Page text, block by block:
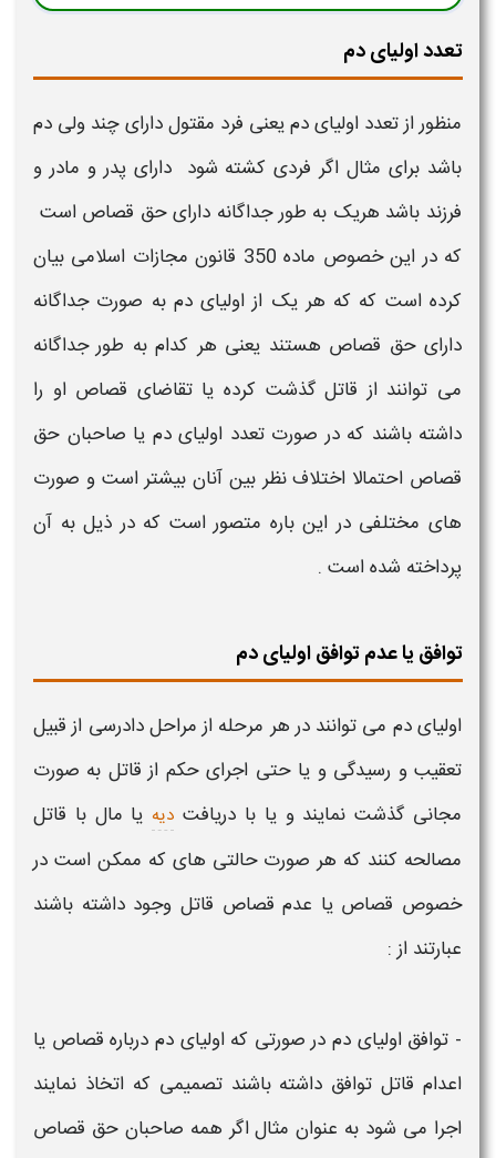
تعدد اولیای دم
منظور ازتعدد اولیای دمیعنی فرد مقتول دارای چند ولی دم
باشد برای مثال اگر فردی کشته شود دارای پدر و مادر و
فرزند باشد هریک به طور جداگانه دارای حق قصاص است
که در این خصوص ماده 350 قانون مجازات اسلامی بیان
کرده است که که هر یک از اولیای دم به صورت جداگانه
دارای حق قصاص هستند یعنی هر کدام به طور جداگانه
می توانند از قاتل گذشت کرده یا تقاضای قصاص او را
داشته باشند که در صورتتعدد اولیای دم یا صاحبان حق
قصاص احتمالا اختلاف نظر بین آنان بیشتر است و صورت
های مختلفی در این باره متصور است که در ذیل به آن
پرداخته شده است .
توافق یا عدم توافق اولیای دم
اولیای دم می توانند در هر مرحله از مراحل دادرسی از قبیل
تعقیب و رسیدگی و یا حتی اجرای حکم از قاتل به صورت
مجانی گذشت نمایند و یا با دریافت دیهیا مال با قاتل
مصالحه کنند که هر صورت حالتی های که ممکن است در
خصوص قصاص یا عدم قصاص قاتل وجود داشته باشند
عبارتند از :
- توافق اولیای دمدر صورتی کهاولیای دم درباره قصاص یا
اعدام قاتل توافق داشته باشند تصمیمی که اتخاذ نمایند
اجرا می شود به عنوان مثال اگر همه صاحبان حق قصاص